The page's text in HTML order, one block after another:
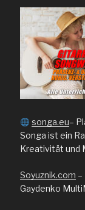
songa.eu–
Songa ist ein
Kreativität und
Soyuznik.com
Gaydenko